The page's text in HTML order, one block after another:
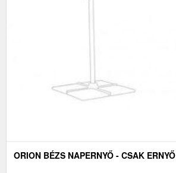
ORION BÉZS NAPERNYŐ - CSAK ERNYŐ